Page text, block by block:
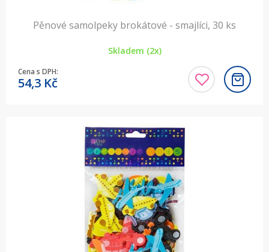
Pěnové samolpeky brokátové - smajlíci, 30 ks
Skladem (2x)
Cena s DPH:
54,3 Kč